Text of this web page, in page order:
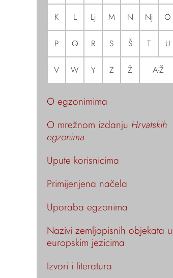
K L Lj M N Nj O
P Q R S Š T U
V W Y Z Ž A-Ž
O egzonimima
O mrežnom izdanju Hrvatskih
egzonima
Upute korisnicima
Primijenjena načela
Uporaba egzonima
Nazivi zemljopisnih objekata u
europskim jezicima
Izvori i literatura